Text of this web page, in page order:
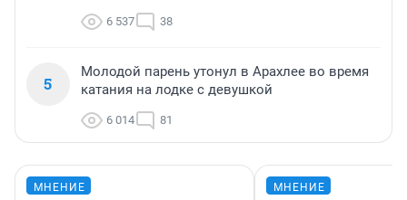
6 537 38
5
Молодой парень утонул в Арахлее во время
катания на лодке с девушкой
6 014 81
МНЕНИЕ МНЕНИЕ